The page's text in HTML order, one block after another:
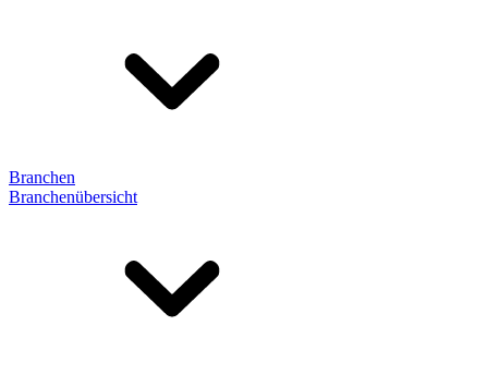
Branchen
Branchenübersicht